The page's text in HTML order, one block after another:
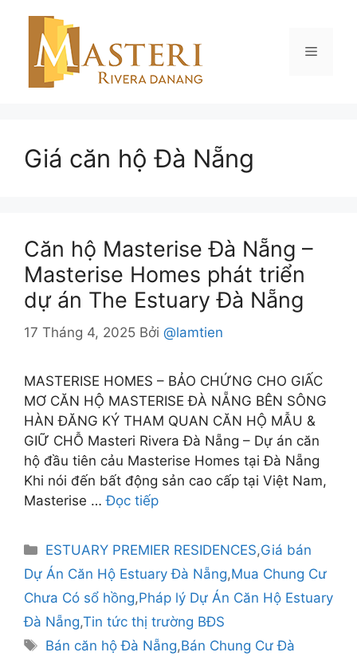
Menu
Giá căn hộ Đà Nẵng
Căn hộ Masterise Đà Nẵng –
Masterise Homes phát triển
dự án The Estuary Đà Nẵng
17 Tháng 4, 2025 Bởi @lamtien
MASTERISE HOMES – BẢO CHỨNG CHO GIẤC
MƠ CĂN HỘ MASTERISE ĐÀ NẴNG BÊN SÔNG
HÀN ĐĂNG KÝ THAM QUAN CĂN HỘ MẪU &
GIỮ CHỖ Masteri Rivera Đà Nẵng – Dự án căn
hộ đầu tiên cảu Masterise Homes tại Đà Nẵng
Khi nói đến bất động sản cao cấp tại Việt Nam,
Masterise …Đọc tiếp
Danh
mục
ESTUARY PREMIER RESIDENCES,Giá bán
Dự Án Căn Hộ Estuary Đà Nẵng,Mua Chung Cư
Chưa Có sổ hồng,Pháp lý Dự Án Căn Hộ Estuary
Đà Nẵng,Tin tức thị trường BĐS
Thẻ
Bán căn hộ Đà Nẵng,Bán Chung Cư Đà